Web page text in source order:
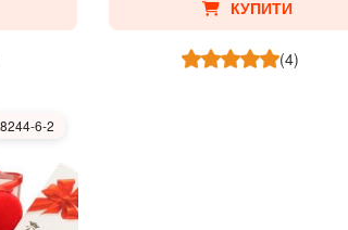
КУПИТИ
(4)
8244-6-2